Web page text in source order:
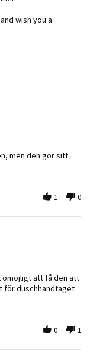
wish you a
men den gör sitt
1 0
omöjligt att få den att
för duschhandtaget
0 1